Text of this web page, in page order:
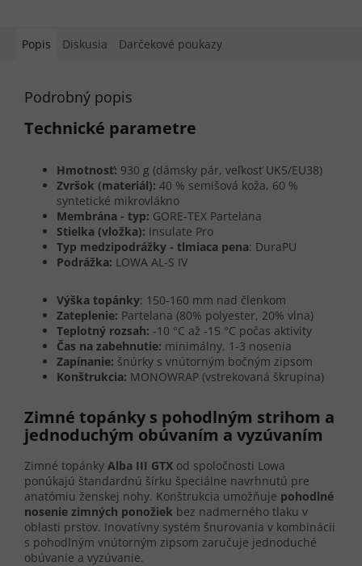
Popis Diskusia Darčekové poukazy
Podrobný popis
Technické parametre
Hmotnosť: 930 g (dámsky pár, veľkosť UK5/EU38)
Zvršok (materiál): 40 % semišová koža, 60 %
syntetické mikrovlákno
Membrána - typ: GORE-TEX Partelana
Stielka (vložka): Insulate Pro
Typ medzipodrážky - tlmiaca pena: DuraPU
Podrážka: LOWA AL-S IV
Výška topánky: 150-160 mm nad členkom
Zateplenie: Partelana (80% polyester, 20% vlna)
Teplotný rozsah: -10 °C až -15 °C počas aktivity
Čas na zabehnutie: minimálny, 1-3 nosenia
Zapínanie: šnúrky s vnútorným bočným zipsom
Konštrukcia: MONOWRAP (vstrekovaná škrupina)
Zimné topánky s pohodlným strihom a
jednoduchým obúvaním a vyzúvaním
Zimné topánky Alba III GTX od spoločnosti Lowa
ponúkajú štandardnú šírku špeciálne navrhnutú pre
anatómiu ženskej nohy. Konštrukcia umožňuje pohodlné
nosenie zimných ponožiek bez nadmerného tlaku v
oblasti prstov. Inovatívny systém šnurovania v kombinácii
s pohodlným vnútorným zipsom zaručuje jednoduché
obúvanie a vyzúvanie.